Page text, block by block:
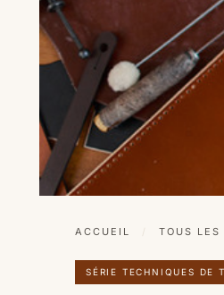
ACCUEIL TOUS LES
SÉRIE TECHNIQUES DE